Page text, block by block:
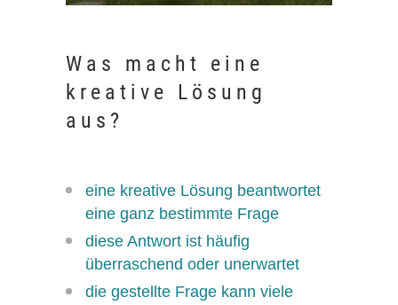
Was macht eine
kreative Lösung
aus?
eine kreative Lösung beantwortet
eine ganz bestimmte Frage
diese Antwort ist häufig
überraschend oder unerwartet
die gestellte Frage kann viele